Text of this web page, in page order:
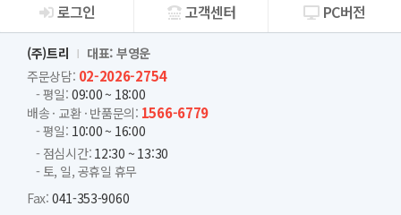
회사소개
로그인 고객센터 PC버전
(주)트리
대표: 부영운
주문상담: 02-2026-2754
- 평일: 09:00 ~ 18:00
배송 · 교환 · 반품문의: 1566-6779
- 평일: 10:00 ~ 16:00
- 점심시간: 12:30 ~ 13:30
- 토, 일, 공휴일 휴무
Fax: 041-353-9060